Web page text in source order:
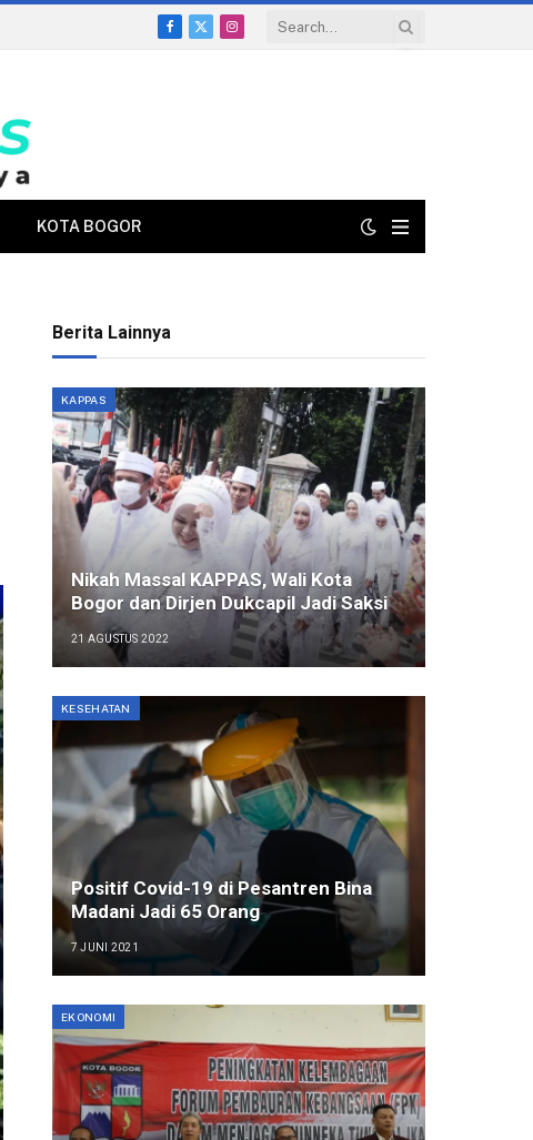
Facebook
X
Instagram
KOTA BOGOR
Berita Lainnya
KAPPAS
Nikah Massal KAPPAS, Wali Kota
Bogor dan Dirjen Dukcapil Jadi Saksi
21 AGUSTUS 2022
KESEHATAN
Positif Covid-19 di Pesantren Bina
Madani Jadi 65 Orang
7 JUNI 2021
EKONOMI